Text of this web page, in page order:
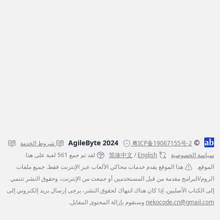
© AgileByte 2024
粤ICP备19067155号-2
شروط الخدمة
سياسة الخصوصية
简体中文 / English
لقد تم جمع 561 لعبة على هذا
الموقع.
هذا الموقع يقدم خدمات محاكي الألعاب عبر الإنترنت فقط. جميع ملفات
الروم/البرامج مقدمة من قبل المستخدمين أو جمعت من الإنترنت، وحقوق النشر تنتمي
إلى الكتاب الأصليين. إذا كان هناك انتهاك لحقوق النشر، يرجى إرسال بريد إلكتروني إلى
nekocode.cn@gmail.com وسنقوم بإزالة المحتوى المقابل.